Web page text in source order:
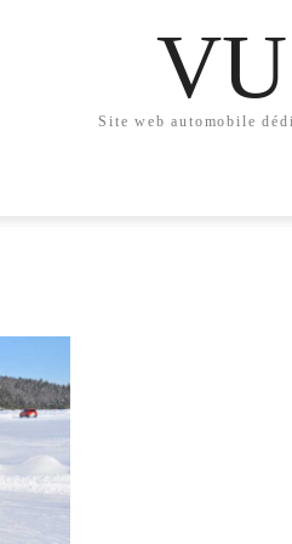
Site web automobile